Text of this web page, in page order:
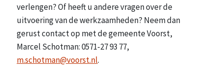
verlengen? Of heeft u andere vragen over de
uitvoering van de werkzaamheden? Neem dan
gerust contact op met de gemeente Voorst,
Marcel Schotman: 0571-27 93 77,
m.schotman@voorst.nl.